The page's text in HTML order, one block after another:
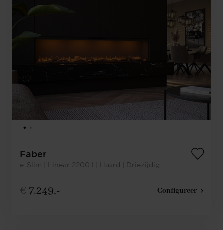
Faber
e-Slim | Linear 2200 l | Haard | Driezijdig
€ 7.249,- Configureer